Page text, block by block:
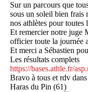
Sur un parcours que
sous un soleil bien frais
nos athlètes pour toutes
Et remercier notre juge
officier toute la journée
Et merci a Sébastien
Les résultats complets
https://bases.athle.fr/
Bravo à tous et rdv
Haras du Pin (61)